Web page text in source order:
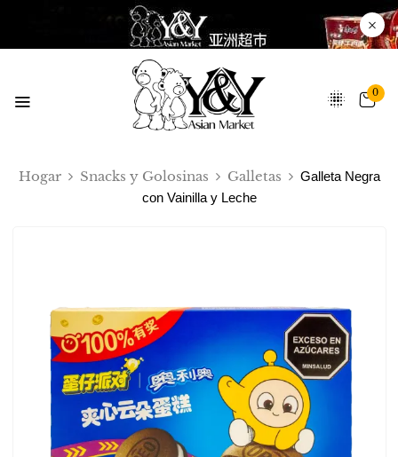
0
Hogar Snacks y Golosinas Galletas
Galleta Negra
con Vainilla y Leche